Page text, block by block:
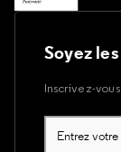
Soyez
Inscrivez-